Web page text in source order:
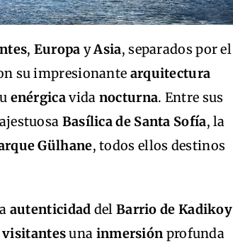
, Europa yAsia, separados por el
su impresionante arquitectura
enérgicavida nocturna. Entre sus
Basílica de Santa Sofía, la
Gülhane, todos ellos destinos
autenticidad del Barrio de Kadikoy
visitantesuna inmersión profunda